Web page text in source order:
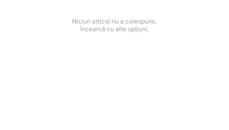
Niciun articol nu a corespuns.
Încearcă cu alte opțiuni.